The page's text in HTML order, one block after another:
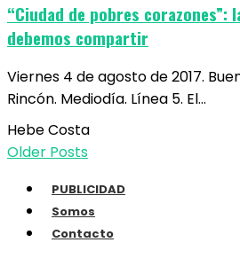
“Ciudad de pobres corazones”:
debemos compartir
Viernes 4 de agosto de 2017.
Rincón. Mediodía. Línea 5. El…
Hebe Costa
Older Posts
PUBLICIDAD
Somos
Contacto